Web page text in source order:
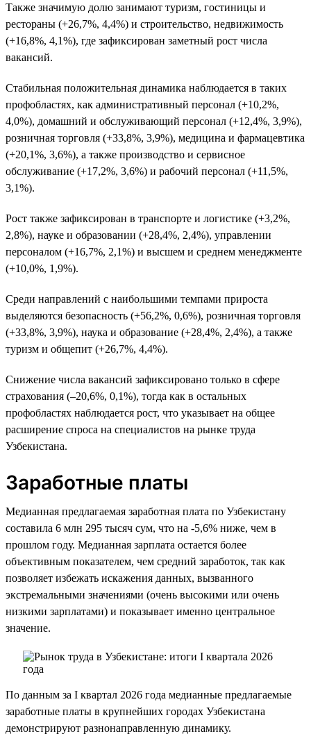
Также значимую долю занимают туризм, гостиницы и
рестораны (+26,7%, 4,4%) и строительство, недвижимость
(+16,8%, 4,1%), где зафиксирован заметный рост числа
вакансий.
Стабильная положительная динамика наблюдается в таких
профобластях, как административный персонал (+10,2%,
4,0%), домашний и обслуживающий персонал (+12,4%, 3,9%),
розничная торговля (+33,8%, 3,9%), медицина и фармацевтика
(+20,1%, 3,6%), а также производство и сервисное
обслуживание (+17,2%, 3,6%) и рабочий персонал (+11,5%,
3,1%).
Рост также зафиксирован в транспорте и логистике (+3,2%,
2,8%), науке и образовании (+28,4%, 2,4%), управлении
персоналом (+16,7%, 2,1%) и высшем и среднем менеджменте
(+10,0%, 1,9%).
Среди направлений с наибольшими темпами прироста
выделяются безопасность (+56,2%, 0,6%), розничная торговля
(+33,8%, 3,9%), наука и образование (+28,4%, 2,4%), а также
туризм и общепит (+26,7%, 4,4%).
Снижение числа вакансий зафиксировано только в сфере
страхования (–20,6%, 0,1%), тогда как в остальных
профобластях наблюдается рост, что указывает на общее
расширение спроса на специалистов на рынке труда
Узбекистана.
Заработные платы
Медианная предлагаемая заработная плата по Узбекистану
составила 6 млн 295 тысяч сум, что на -5,6% ниже, чем в
прошлом году. Медианная зарплата остается более
объективным показателем, чем средний заработок, так как
позволяет избежать искажения данных, вызванного
экстремальными значениями (очень высокими или очень
низкими зарплатами) и показывает именно центральное
значение.
По данным за I квартал 2026 года медианные предлагаемые
заработные платы в крупнейших городах Узбекистана
демонстрируют разнонаправленную динамику.